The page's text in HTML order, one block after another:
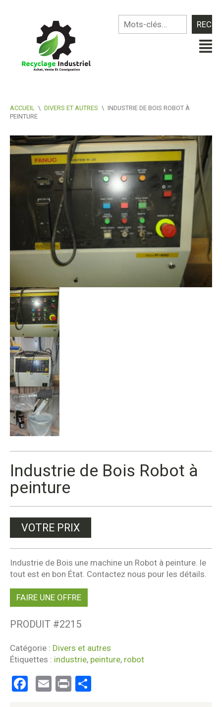
ACCUEIL \ DIVERS ET AUTRES \ INDUSTRIE DE BOIS ROBOT À
PEINTURE
Industrie de Bois Robot à
peinture
VOTRE PRIX
Industrie de Bois une machine un Robot à peinture. le
tout est en bon État. Contactez nous pour les détails.
FAIRE UNE OFFRE
PRODUIT #2215
Catégorie : Divers et autres
Étiquettes : industrie, peinture, robot
Facebook
EmailPrint